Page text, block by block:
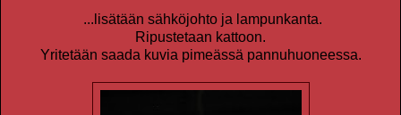
...lisätään sähköjohto ja lampunkanta.
Ripustetaan kattoon.
Yritetään saada kuvia pimeässä pannuhuoneessa.